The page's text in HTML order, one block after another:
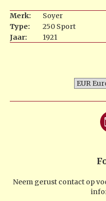
Merk:
Soyer
Type:
250 Sport
Jaar:
1921
Neem gerust contact op